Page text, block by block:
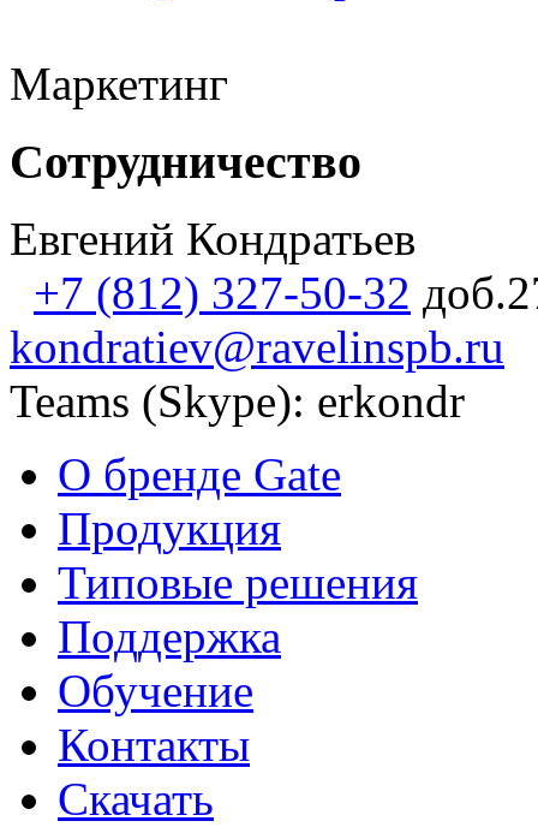
Маркетинг
Сотрудничество
Евгений Кондратьев
+7 (812) 327-50-32
kondratiev@ravelinspb.ru
Teams (Skype): erkondr
О бренде Gate
Продукция
Типовые решения
Поддержка
Обучение
Контакты
Скачать